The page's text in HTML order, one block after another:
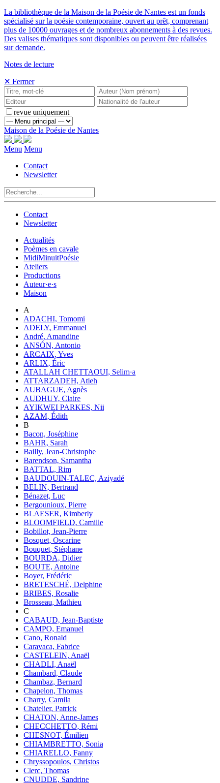
La bibliothèque de la Maison de la Poésie de Nantes est un fonds
spécialisé sur la poésie contemporaine, ouvert au prêt, comprenant
plus de 10000 ouvrages et de nombreux abonnements à des revues.
Des valises thématiques sont disponibles ou peuvent être réalisées
sur demande.
Notes de lecture
✕ Fermer
revue uniquement
Maison de la Poésie de Nantes
Menu Menu
Contact
Newsletter
Contact
Newsletter
Actualités
Poèmes en cavale
MidiMinuitPoésie
Ateliers
Productions
Auteur·e·s
Maison
A
ADACHI, Tomomi
ADELY, Emmanuel
André, Amandine
ANSÓN, Antonio
ARCAIX, Yves
ARLIX, Éric
ATALLAH CHETTAOUI, Selim·a
ATTARZADEH, Atieh
AUBAGUE, Agnès
AUDHUY, Claire
AYIKWEI PARKES, Nii
AZAM, Édith
B
Bacon, Joséphine
BAHR, Sarah
Bailly, Jean-Christophe
Barendson, Samantha
BATTAL, Rim
BAUDOUIN-TALEC, Aziyadé
BELIN, Bertrand
Bénazet, Luc
Bergounioux, Pierre
BLAESER, Kimberly
BLOOMFIELD, Camille
Bobillot, Jean-Pierre
Bosquet, Oscarine
Bouquet, Stéphane
BOURDA, Didier
BOUTE, Antoine
Boyer, Frédéric
BRETESCHÉ, Delphine
BRIBES, Rosalie
Brosseau, Mathieu
C
CABAUD, Jean-Baptiste
CAMPO, Emanuel
Cano, Ronald
Caravaca, Fabrice
CASTELEIN, Anaël
CHADLI, Anaël
Chambard, Claude
Chambaz, Bernard
Chapelon, Thomas
Charry, Camila
Chatelier, Patrick
CHATON, Anne-James
CHECCHETTO, Rémi
CHESNOT, Émilien
CHIAMBRETTO, Sonia
CHIARELLO, Fanny
Chryssopoulos, Christos
Clerc, Thomas
CNUDDE, Sandrine